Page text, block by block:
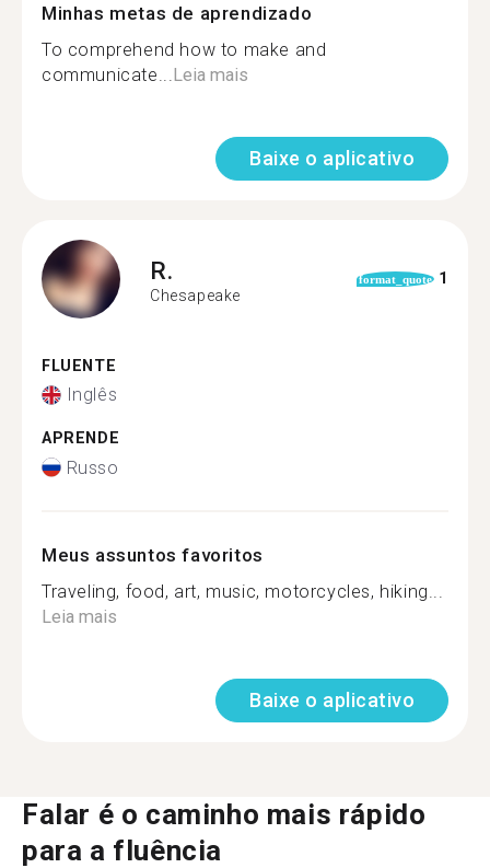
Minhas metas de aprendizado
To comprehend how to make and
communicate... Leia mais
Baixe o aplicativo
R.
Chesapeake
format_quote 1
FLUENTE
Inglês
APRENDE
Russo
Meus assuntos favoritos
Traveling, food, art, music, motorcycles, hiking...
Leia mais
Baixe o aplicativo
Falar é o caminho mais rápido
para a fluência